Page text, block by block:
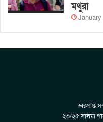
মথুরা
January
ভারপ্রাপ্ত
২৩/২৫ সালমা